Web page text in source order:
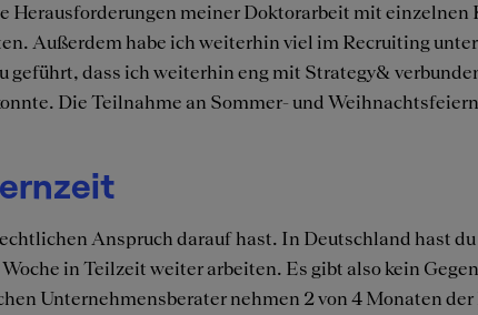
Herausforderungen meiner Doktorarbeit mit
Außerdem habe ich weiterhin viel im Recruiting
geführt, dass ich weiterhin eng mit Strategy&
Die Teilnahme an Sommer- und
Anspruch darauf hast. In Deutschland hast
in Teilzeit weiter arbeiten. Es gibt also kein
Unternehmensberater nehmen 2 von 4 Monaten